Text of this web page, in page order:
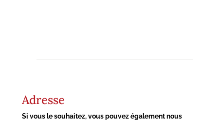
Adresse
Si vous le souhaitez, vous pouvez également nous